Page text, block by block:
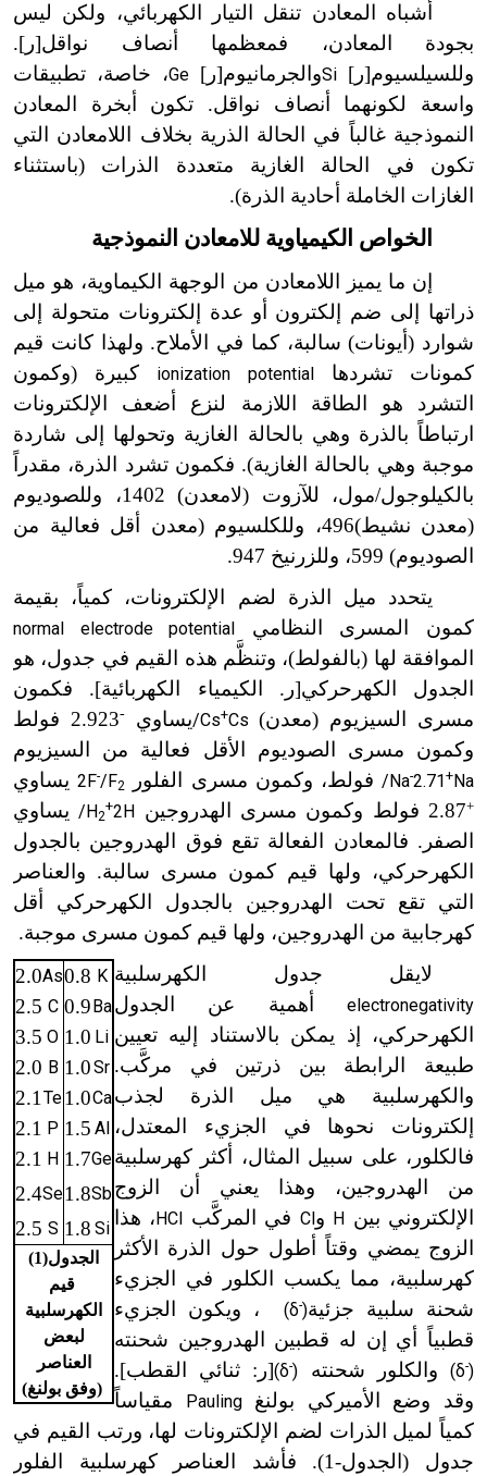
أشباه المعادن تنقل التيار الكهربائي، ولكن ليس
بجودة المعادن، فمعظمها أنصاف نواقل[ر].
وللسيلسيوم[ر] Siوالجرمانيوم[ر] Ge، خاصة، تطبيقات
واسعة لكونهما أنصاف نواقل. تكون أبخرة المعادن
النموذجية غالباً في الحالة الذرية بخلاف اللامعادن التي
تكون في الحالة الغازية متعددة الذرات (باستثناء
الغازات الخاملة أحادية الذرة).
الخواص الكيمياوية للامعادن النموذجية
إن ما يميز اللامعادن من الوجهة الكيماوية، هو ميل
ذراتها إلى ضم إلكترون أو عدة إلكترونات متحولة إلى
شوارد (أيونات) سالبة، كما في الأملاح. ولهذا كانت قيم
كمونات تشردهاionization potential كبيرة (وكمون
التشرد هو الطاقة اللازمة لنزع أضعف الإلكترونات
ارتباطاً بالذرة وهي بالحالة الغازية وتحولها إلى شاردة
موجبة وهي بالحالة الغازية). فكمون تشرد الذرة، مقدراً
بالكيلوجول/مول، للآزوت (لامعدن) 1402، وللصوديوم
(معدن نشيط)496، وللكلسيوم (معدن أقل فعالية من
الصوديوم) 599، وللزرنيخ 947.
يتحدد ميل الذرة لضم الإلكترونات، كمياً، بقيمة
كمون المسرى النظامي
normal electrode potential
الموافقة لها (بالفولط)، وتنظَّم هذه القيم في جدول، هو
الجدول الكهرحركي[ر. الكيمياء الكهربائية]. فكمون
مسرى السيزيوم (معدن) Cs
+
/Csيساوي-
2.923 فولط
وكمون مسرى الصوديوم الأقل فعالية من السيزيوم
Na
+
/Na-2.71 فولط، وكمون مسرى الفلور 2F-/F2 يساوي
+2.87 فولط وكمون مسرى الهدروجين 2H
+
/H2
يساوي
الصفر. فالمعادن الفعالة تقع فوق الهدروجين بالجدول
الكهرحركي، ولها قيم كمون مسرى سالبة. والعناصر
التي تقع تحت الهدروجين بالجدول الكهرحركي أقل
كهرجابية من الهدروجين، ولها قيم كمون مسرى موجبة.
K
0.8
As
2.0
Ba
0.9
C
2.5
Li
1.0
O
3.5
Sr
1.0
B
2.0
Ca
1.0
Te
2.1
Al
1.5
P
2.1
Ge
1.7
H
2.1
Sb
1.8
Se
2.4
Si
1.8
S
2.5
الجدول(1)
قيم
الكهرسلبية
لبعض
العناصر
(وفق بولنغ)
لايقل جدول الكهرسلبية
electronegativity أهمية عن الجدول
الكهرحركي، إذ يمكن بالاستناد إليه تعيين
طبيعة الرابطة بين ذرتين في مركَّب.
والكهرسلبية هي ميل الذرة لجذب
إلكترونات نحوها في الجزيء المعتدل،
فالكلور، على سبيل المثال، أكثر كهرسلبية
من الهدروجين، وهذا يعني أن الزوج
الإلكتروني بين H وCl في المركَّب HCl ، هذا
الزوج يمضي وقتاً أطول حول الذرة الأكثر
كهرسلبية، مما يكسب الكلور في الجزيء
شحنة سلبية جزئية (δ-)
، ويكون الجزيء
قطبياً أي إن له قطبين الهدروجين شحنته
(δ-) والكلور شحنته (δ-)
[ر: ثنائي القطب].
وقد وضع الأميركي بولنغPauling
مقياساً
كمياً لميل الذرات لضم الإلكترونات لها، ورتب القيم في
جدول (الجدول-1). فأشد العناصر كهرسلبية الفلور